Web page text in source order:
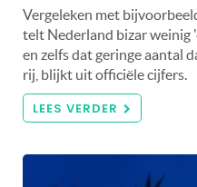
Vergeleken met
telt Nederland bizar weinig
en zelfs dat geringe aantal
rij, blijkt uit officiële cijfers.
LEES VERDER